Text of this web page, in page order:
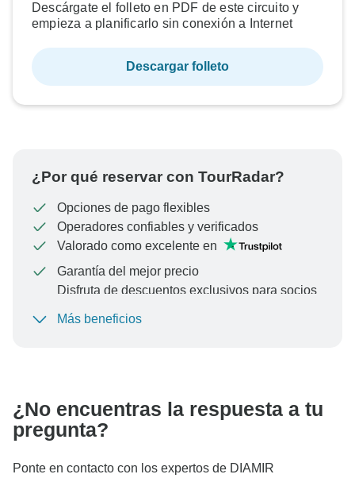
Desde: €2,990 por persona
Ver circuitos similares para estas fechas
Desde: €2,990 por persona
Ver circuitos similares para estas fechas
Desde: €2,990 por persona
Ver circuitos similares para estas fechas
Desde: €2,990 por persona
Ver circuitos similares para estas fechas
Descárgate el folleto en PDF de este circuito y
empieza a planificarlo sin conexión a Internet
Descargar folleto
¿Por qué reservar con TourRadar?
Opciones de pago flexibles
Operadores confiables y verificados
Valorado como excelente en
Garantía del mejor precio
Disfruta de descuentos exclusivos para socios
Más beneficios
¿No encuentras la respuesta a tu
pregunta?
Ponte en contacto con los expertos de DIAMIR